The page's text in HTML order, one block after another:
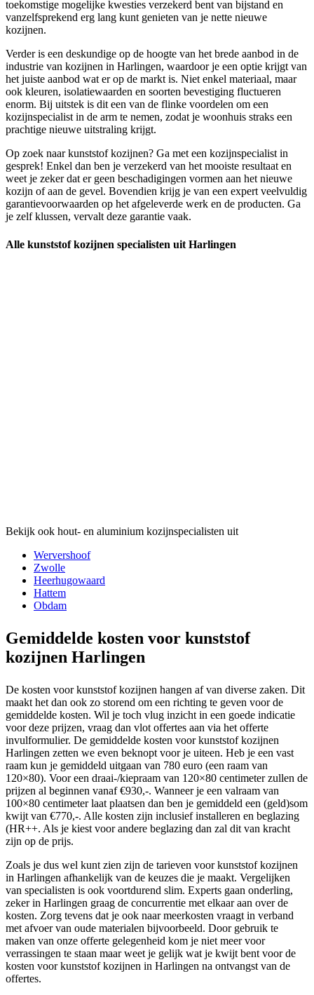
toekomstige mogelijke kwesties verzekerd bent van bijstand en
vanzelfsprekend erg lang kunt genieten van je nette nieuwe
kozijnen.
Verder is een deskundige op de hoogte van het brede aanbod in de
industrie van kozijnen in Harlingen, waardoor je een optie krijgt van
het juiste aanbod wat er op de markt is. Niet enkel materiaal, maar
ook kleuren, isolatiewaarden en soorten bevestiging fluctueren
enorm. Bij uitstek is dit een van de flinke voordelen om een
kozijnspecialist in de arm te nemen, zodat je woonhuis straks een
prachtige nieuwe uitstraling krijgt.
Op zoek naar kunststof kozijnen? Ga met een kozijnspecialist in
gesprek! Enkel dan ben je verzekerd van het mooiste resultaat en
weet je zeker dat er geen beschadigingen vormen aan het nieuwe
kozijn of aan de gevel. Bovendien krijg je van een expert veelvuldig
garantievoorwaarden op het afgeleverde werk en de producten. Ga
je zelf klussen, vervalt deze garantie vaak.
Alle kunststof kozijnen specialisten uit Harlingen
Bekijk ook hout- en aluminium kozijnspecialisten uit
Wervershoof
Zwolle
Heerhugowaard
Hattem
Obdam
Gemiddelde kosten voor kunststof
kozijnen Harlingen
De kosten voor kunststof kozijnen hangen af van diverse zaken. Dit
maakt het dan ook zo storend om een richting te geven voor de
gemiddelde kosten. Wil je toch vlug inzicht in een goede indicatie
voor deze prijzen, vraag dan vlot offertes aan via het offerte
invulformulier. De gemiddelde kosten voor kunststof kozijnen
Harlingen zetten we even beknopt voor je uiteen. Heb je een vast
raam kun je gemiddeld uitgaan van 780 euro (een raam van
120×80). Voor een draai-/kiepraam van 120×80 centimeter zullen de
prijzen al beginnen vanaf €930,-. Wanneer je een valraam van
100×80 centimeter laat plaatsen dan ben je gemiddeld een (geld)som
kwijt van €770,-. Alle kosten zijn inclusief installeren en beglazing
(HR++. Als je kiest voor andere beglazing dan zal dit van kracht
zijn op de prijs.
Zoals je dus wel kunt zien zijn de tarieven voor kunststof kozijnen
in Harlingen afhankelijk van de keuzes die je maakt. Vergelijken
van specialisten is ook voortdurend slim. Experts gaan onderling,
zeker in Harlingen graag de concurrentie met elkaar aan over de
kosten. Zorg tevens dat je ook naar meerkosten vraagt in verband
met afvoer van oude materialen bijvoorbeeld. Door gebruik te
maken van onze offerte gelegenheid kom je niet meer voor
verrassingen te staan maar weet je gelijk wat je kwijt bent voor de
kosten voor kunststof kozijnen in Harlingen na ontvangst van de
offertes.